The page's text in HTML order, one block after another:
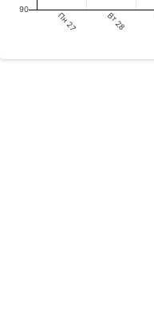
Пн 27 Вт 28
90